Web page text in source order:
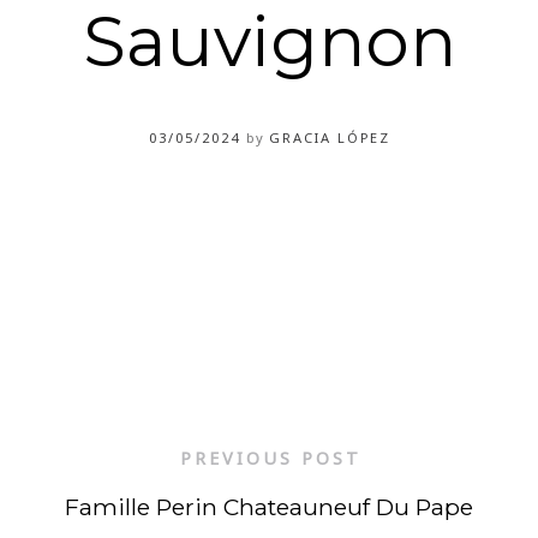
Sauvignon
03/05/2024 by GRACIA LÓPEZ
PREVIOUS POST
Famille Perin Chateauneuf Du Pape